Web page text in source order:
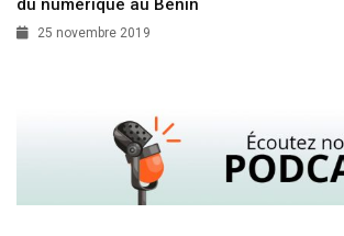
du numérique au Bénin
25 novembre 2019